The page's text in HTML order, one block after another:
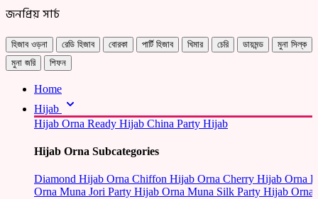
জনপ্রিয় সার্চ
হিজাব ওড়না রেডি হিজাব বোরকা পার্টি হিজাব খিমার চেরি ডায়মন্ড
মুনা সিল্ক
মুনা জরি
শিফন
Home
Hijab
Hijab Orna Ready Hijab China Party Hijab
Hijab Orna Subcategories
Diamond Hijab Orna Chiffon Hijab Orna Cherry Hijab Orna
Orna Muna Jori Party Hijab Orna Muna Silk Party Hijab Orna